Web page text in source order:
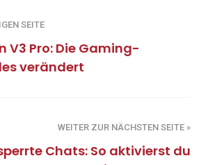
SEITE
V3 Pro: Die Gaming-
verändert
WEITER ZUR NÄCHSTEN SEITE »
Chats: So aktivierst du